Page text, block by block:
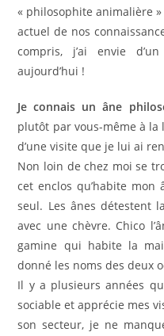
« philosophite animalière »
actuel de nos
compris, j’ai envie
aujourd’hui !
Je connais un âne
plutôt par vous-même à
d’une visite que je lui ai
Non loin de chez moi se
cet enclos qu’habite mon
seul. Les ânes détestent
avec une chèvre. Chico
gamine qui habite la
donné les noms des deux
Il y a plusieurs années
sociable et apprécie mes
son secteur, je ne